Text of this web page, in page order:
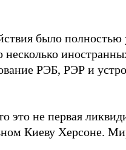
было
несколько
РЭБ, РЭР и
это не первая
Киеву Херсоне.